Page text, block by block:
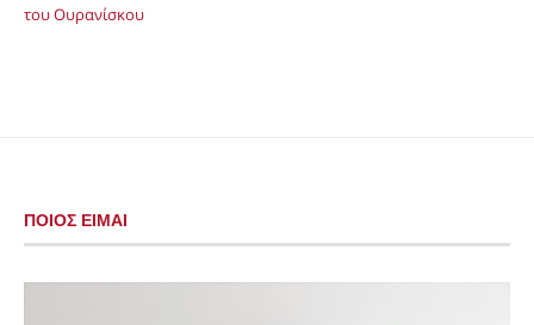
του Ουρανίσκου
ΠΟΙΟΣ ΕΙΜΑΙ